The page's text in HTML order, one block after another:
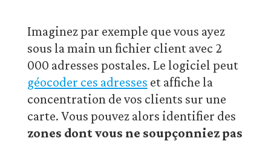
Imaginez par exemple que vous ayez
sous la main un fichier client avec 2
000 adresses postales. Le logiciel peut
géocoder ces adresses et affiche la
concentration de vos clients sur une
carte. Vous pouvez alors identifier des
zones dont vous ne soupçonniez pas